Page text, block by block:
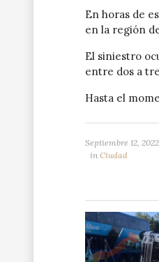
En horas de
en la región
El siniestro
entre dos a
Hasta el
Septiembre 12, 2022
in Ciudad